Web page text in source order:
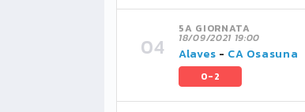
5A GIORNATA
18/09/2021 19:00
Alaves - CA Osasuna
0-2